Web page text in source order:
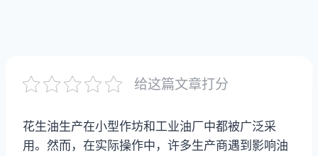
给这篇文章打分
花生油生产在小型作坊和工业油厂中都被广泛采
用。然而，在实际操作中，许多生产商遇到影响油